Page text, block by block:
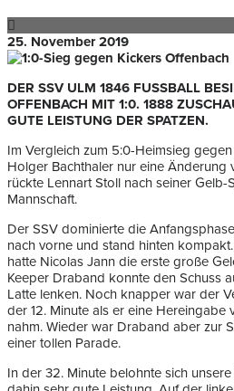
25. November 2019
DER SSV ULM 1846 FUSSBALL
FFENBACH MIT 1:0. 1888
UTE LEISTUNG DER SPATZEN.
Im Vergleich zum 5:0-Heimsieg
Holger Bachthaler nur eine Änderung
rückte Lennart Stoll nach seiner Gelb-
Mannschaft.
Der SSV dominierte die
nach vorne und stand hinten
hatte Nicolas Jann die erste große
Keeper Draband konnte den Schuss
Latte lenken. Noch knapper war der
der 12. Minute als er eine Hereingabe
nahm. Wieder war Draband aber zur
einer tollen Parade.
In der 32. Minute belohnte sich